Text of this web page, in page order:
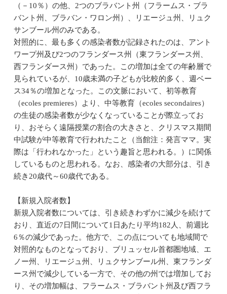
（－10％）の他、2つのブラバント州（フラームス・ブラ
バント州、ブラバン・ワロン州）、リエージュ州、リュク
サンブール州のみである。
対照的に、最も多くの感染者数が記録されたのは、アント
ワープ州及び2つのフランダース州（東フランダース州、
西フランダース州）であった。この増加は全ての年齢層で
見られているが、10歳未満の子どもが比較的多く、週ベー
ス34％の増加となった。この文脈において、初等教育
（ecoles premieres）より、中等教育（ecoles secondaires）
の生徒の感染者数が少なくなっていることが際立ってお
り、おそらく遠隔授業の割合の大きさと、クリスマス期間
中試験が中等教育で行われたこと（当館注：発言ママ。実
際は「行われなかった」という趣旨と思われる。）に関係
しているものと思われる。なお、感染者の大部分は、引き
続き20歳代～60歳代である。
【新規入院者数】
新規入院者数については、引き続きわずかに減少を続けて
おり、直近の7日間について1日あたり平均182人、前週比
6％の減少であった。他方で、この点についても地域間で
対照的なものとなっており、ブリュッセル首都圏地域、エ
ノー州、リエージュ州、リュクサンブール州、東フランダ
ース州で減少している一方で、その他の州では増加してお
り、その増加幅は、フラームス・ブラバント州及び西フラ